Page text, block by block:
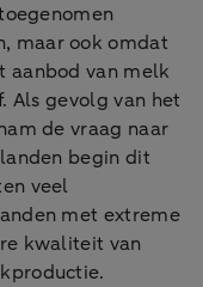
maar ook omdat
aanbod van melk
Als gevolg van het
de vraag naar
begin dit
veel
met extreme
kwaliteit van